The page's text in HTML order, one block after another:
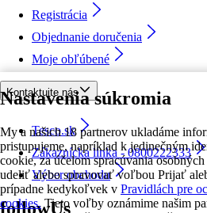
Nastavenia súkromia
My a našich 18 partnerov ukladáme
pristupujeme, napríklad k jedinečným
cookie, za účelom spracúvania
udeliť alebo spravovať voľbou Prijať
prípadne kedykoľvek v Pravidlách pre
cookies. Tieto voľby oznámime našim
Registrácia
Objednanie doručenia
Moje obľúbené
Kontaktujte nás
Tesco.sk
Zákaznícka linka - 0800222333
Výber obchodu
followUs